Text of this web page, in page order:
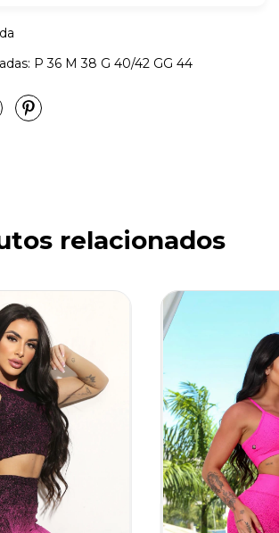
P 36 M 38 G 40/42 GG 44
relacionados